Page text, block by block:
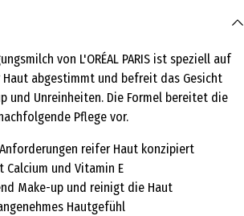
von L'ORÉAL PARIS ist speziell auf
abgestimmt und befreit das Gesicht
und Unreinheiten. Die Formel bereitet die
Pflege vor.
reifer Haut konzipiert
Calcium und Vitamin E
Make-up und reinigt die Haut
Hautgefühl